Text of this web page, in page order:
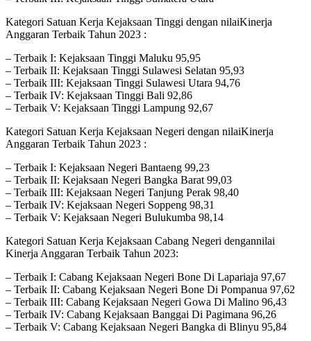
Kategori Satuan Kerja Kejaksaan Tinggi dengan nilaiKinerja
Anggaran Terbaik Tahun 2023 :
– Terbaik I: Kejaksaan Tinggi Maluku 95,95
– Terbaik II: Kejaksaan Tinggi Sulawesi Selatan 95,93
– Terbaik III: Kejaksaan Tinggi Sulawesi Utara 94,76
– Terbaik IV: Kejaksaan Tinggi Bali 92,86
– Terbaik V: Kejaksaan Tinggi Lampung 92,67
Kategori Satuan Kerja Kejaksaan Negeri dengan nilaiKinerja
Anggaran Terbaik Tahun 2023 :
– Terbaik I: Kejaksaan Negeri Bantaeng 99,23
– Terbaik II: Kejaksaan Negeri Bangka Barat 99,03
– Terbaik III: Kejaksaan Negeri Tanjung Perak 98,40
– Terbaik IV: Kejaksaan Negeri Soppeng 98,31
– Terbaik V: Kejaksaan Negeri Bulukumba 98,14
Kategori Satuan Kerja Kejaksaan Cabang Negeri dengannilai
Kinerja Anggaran Terbaik Tahun 2023:
– Terbaik I: Cabang Kejaksaan Negeri Bone Di Lapariaja 97,67
– Terbaik II: Cabang Kejaksaan Negeri Bone Di Pompanua 97,62
– Terbaik III: Cabang Kejaksaan Negeri Gowa Di Malino 96,43
– Terbaik IV: Cabang Kejaksaan Banggai Di Pagimana 96,26
– Terbaik V: Cabang Kejaksaan Negeri Bangka di Blinyu 95,84